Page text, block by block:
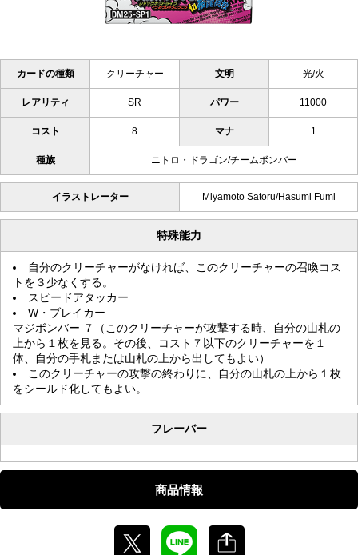
カードの種類 クリーチャー 文明 光/火
レアリティ SR パワー 11000
コスト 8 マナ 1
種族 ニトロ・ドラゴン/チームボンバー
イラストレーター Miyamoto Satoru/Hasumi Fumi
特殊能力
自分のクリーチャーがなければ、このクリーチャーの召喚コス
トを３少なくする。
スピードアタッカー
W・ブレイカー
マジボンバー ７（このクリーチャーが攻撃する時、自分の山札の
上から１枚を見る。その後、コスト７以下のクリーチャーを１
体、自分の手札または山札の上から出してもよい）
このクリーチャーの攻撃の終わりに、自分の山札の上から１枚
をシールド化してもよい。
フレーバー
商品情報